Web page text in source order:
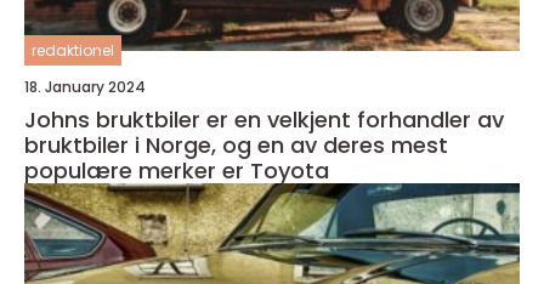
redaktionel
18. January 2024
Johns bruktbiler er en velkjent forhandler av
bruktbiler i Norge, og en av deres mest
populære merker er Toyota